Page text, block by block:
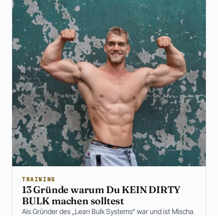
TRAINING
13 Gründe warum Du KEIN DIRTY
BULK machen solltest
Als Gründer des „Lean Bulk Systems“ war und ist Mischa